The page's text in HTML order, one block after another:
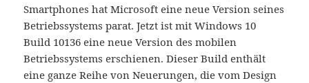
Smartphones hat Microsoft eine neue Version seines
Betriebssystems parat. Jetzt ist mit Windows 10
Build 10136 eine neue Version des mobilen
Betriebssystems erschienen. Dieser Build enthält
eine ganze Reihe von Neuerungen, die vom Design